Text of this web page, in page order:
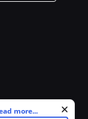
personalize
more...